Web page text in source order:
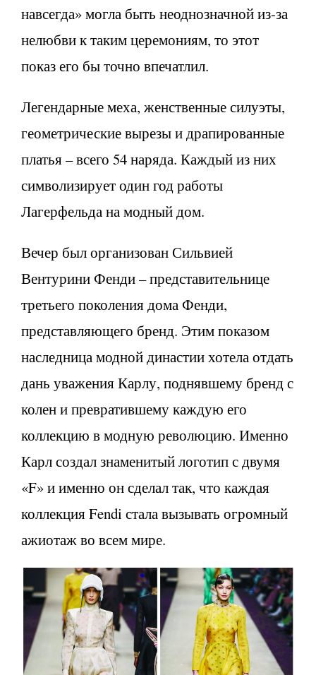
навсегда» могла быть неоднозначной из-за
нелюбви к таким церемониям, то этот
показ его бы точно впечатлил.
Легендарные меха, женственные силуэты,
геометрические вырезы и драпированные
платья – всего 54 наряда. Каждый из них
символизирует один год работы
Лагерфельда на модный дом.
Вечер был организован Сильвией
Вентурини Фенди – представительнице
третьего поколения дома Фенди,
представляющего бренд. Этим показом
наследница модной династии хотела отдать
дань уважения Карлу, поднявшему бренд с
колен и превратившему каждую его
коллекцию в модную революцию. Именно
Карл создал знаменитый логотип с двумя
«F» и именно он сделал так, что каждая
коллекция Fendi стала вызывать огромный
ажиотаж во всем мире.